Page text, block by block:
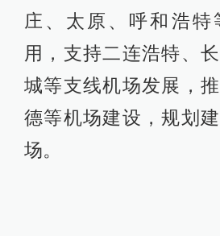
庄、太原、呼和浩特
用，支持二连浩特、
城等支线机场发展，
德等机场建设，规划
场。